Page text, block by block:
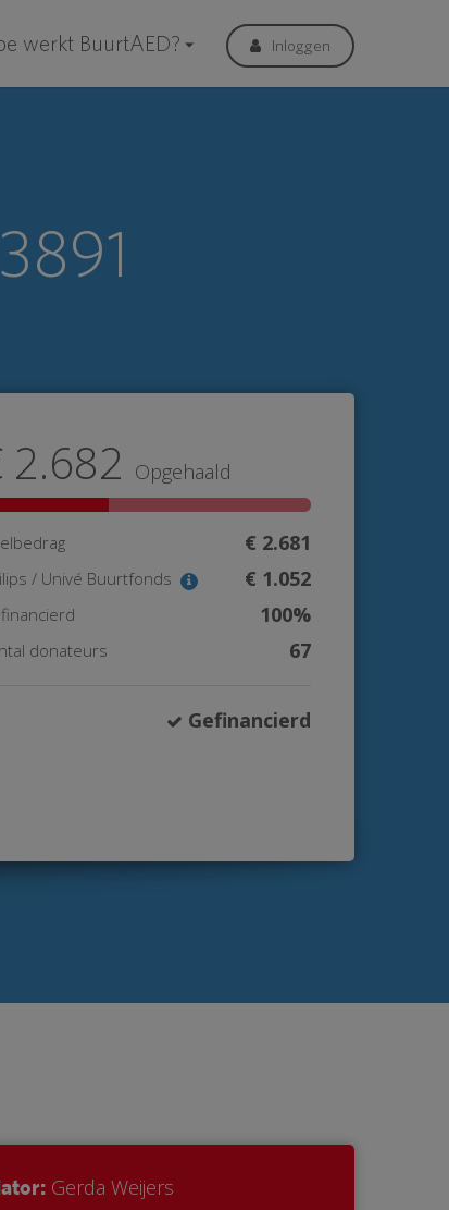
werkt BuurtAED? Inloggen
2.682 Opgehaald
€ 2.681
/ Univé Buurtfonds € 1.052
100%
donateurs 67
Gefinancierd
Gerda Weijers